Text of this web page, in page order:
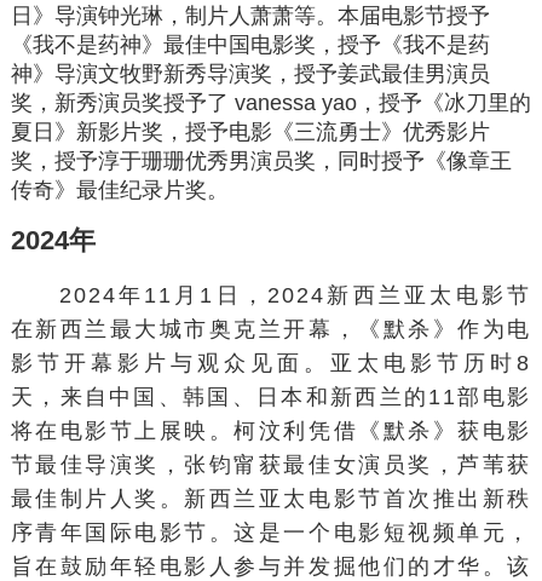
日》导演钟光琳，制片人萧萧等。本届电影节授予
《我不是药神》最佳中国电影奖，授予《我不是药
神》导演文牧野新秀导演奖，授予姜武最佳男演员
奖，新秀演员奖授予了 vanessa yao，授予《冰刀里的
夏日》新影片奖，授予电影《三流勇士》优秀影片
奖，授予淳于珊珊优秀男演员奖，同时授予《像章王
传奇》最佳纪录片奖。
2024年
2024年11月1日，2024新西兰亚太电影节
在新西兰最大城市奥克兰开幕，《默杀》作为电
影节开幕影片与观众见面。亚太电影节历时8
天，来自中国、韩国、日本和新西兰的11部电影
将在电影节上展映。柯汶利凭借《默杀》获电影
节最佳导演奖，张钧甯获最佳女演员奖，芦苇获
最佳制片人奖。新西兰亚太电影节首次推出新秩
序青年国际电影节。这是一个电影短视频单元，
旨在鼓励年轻电影人参与并发掘他们的才华。该